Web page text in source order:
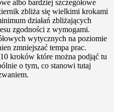
albo bardziej szczegółowe
zbliża się wielkimi krokami
działań zbliżających
zgodności z wymogami.
wytycznych na poziomie
zmniejszać tempa prac.
kroków które można podjąć tu
o tym, co stanowi tutaj